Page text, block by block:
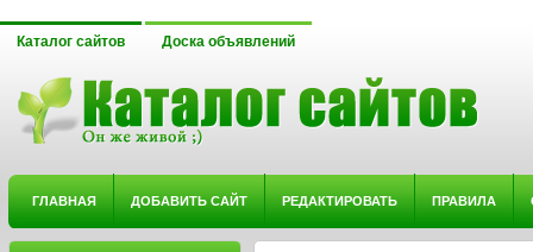
Каталог сайтов Доска объявлений
ГЛАВНАЯ ДОБАВИТЬ САЙТ РЕДАКТИРОВАТЬ ПРАВИЛА